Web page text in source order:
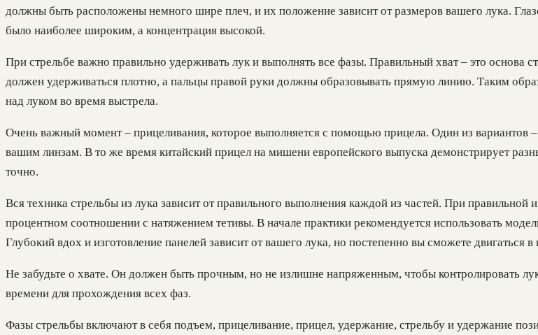
должны быть расположены немного шире плеч, и их положение зависит от размеров вашего лука.
было наиболее широким, а концентрация высокой.
При стрельбе важно правильно удерживать лук и выполнять все фазы. Правильный хват – это
должен удерживаться плотно, а пальцы правой руки должны образовывать прямую линию. Таким
над луком во время выстрела.
Очень важный момент – прицеливания, которое выполняется с помощью прицела. Один из
вашим линзам. В то же время китайский прицел на мишени европейского выпуска демонстрирует
точно.
Вся техника стрельбы из лука зависит от правильного выполнения каждой из частей. При правильной
процентном соотношении с натяжением тетивы. В начале практики рекомендуется использовать
Глубокий вдох и изготовление панелей зависит от вашего лука, но постепенно вы сможете
Не забудьте о хвате. Он должен быть прочным, но не излишне напряженным, чтобы контролировать
времени для прохождения всех фаз.
Фазы стрельбы включают в себя подъем, прицеливание, прицел, удержание, стрельбу и удержание